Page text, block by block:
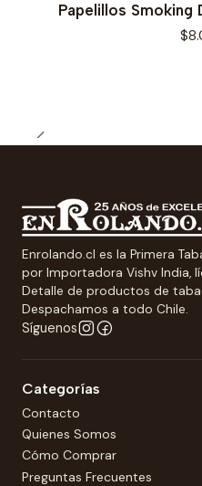
Papelillos Smoking
Enrolando.cl es la Primera
por Importadora Vishv India,
Detalle de productos de
Despachamos a todo Chile.
Síguenos
Categorías
Contacto
Quienes Somos
Cómo Comprar
Preguntas Frecuentes